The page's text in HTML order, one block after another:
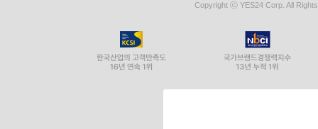
Copyright ⓒ YES24 Corp. All